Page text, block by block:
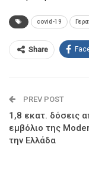
covid-19
Share
PREV POST
1,8 εκατ. δόσεις
εμβόλιο της
την Ελλάδα